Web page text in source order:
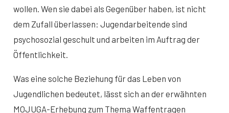
wollen. Wen sie dabei als Gegenüber haben, ist nicht
dem Zufall überlassen: Jugendarbeitende sind
psychosozial geschult und arbeiten im Auftrag der
Öffentlichkeit.
Was eine solche Beziehung für das Leben von
Jugendlichen bedeutet, lässt sich an der erwähnten
MOJUGA-Erhebung zum Thema Waffentragen